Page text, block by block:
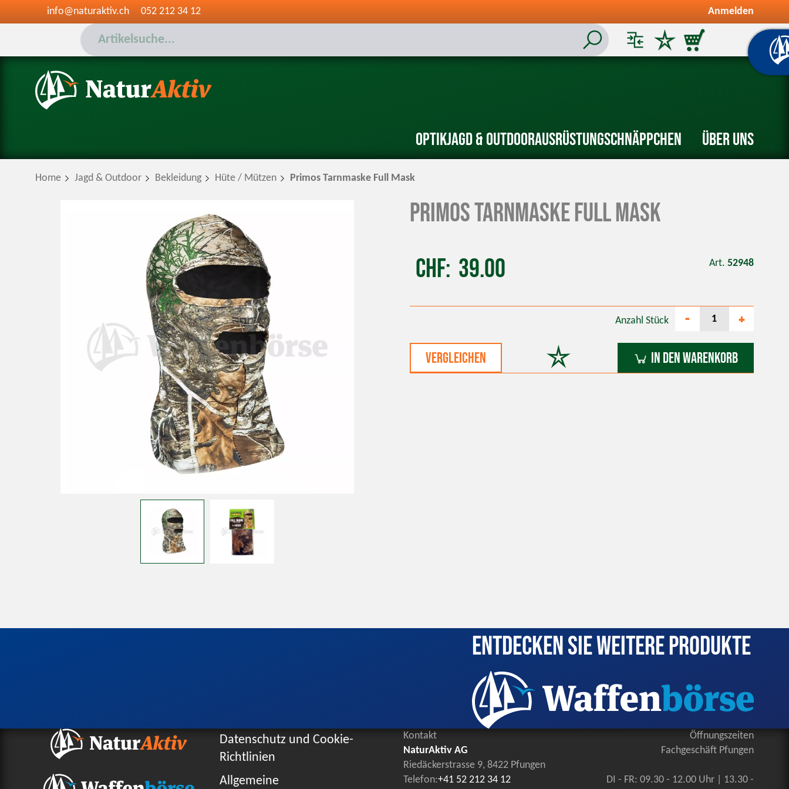
info@naturaktiv.ch 052 212 34 12 Anmelden
OptikJagd & OutdoorAusrüstungSchnäppchen Über uns
Home Jagd & Outdoor Bekleidung Hüte / Mützen Primos Tarnmaske Full Mask
Primos Tarnmaske Full Mask
CHF 39.00 Art. 52948
vergleichen
Anzahl Stück - +
In den Warenkorb
Entdecken Sie weitere Produkte
Datenschutz und Cookie-
Richtlinien
Allgemeine
Kontakt
NaturAktiv AG
Riedäckerstrasse 9, 8422 Pfungen
Telefon:+41 52 212 34 12
Öffnungszeiten
Fachgeschäft Pfungen
DI - FR: 09.30 - 12.00 Uhr | 13.30 -